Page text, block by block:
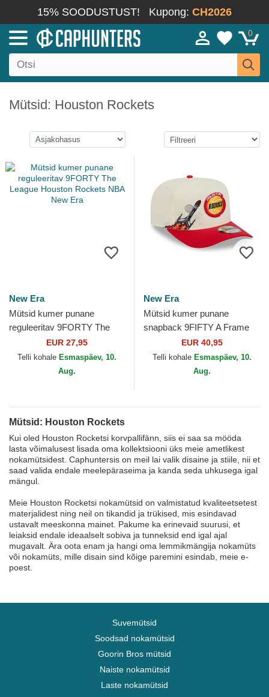
15% SOODUSTUST! Kupong: CH2026
0
Mütsid: Houston Rockets
New Era
Mütsid kumer punane
reguleeritav 9FORTY The
League Houston Rockets
NBA New Era
EUR 27,95
Telli kohale Esmaspäev, 10.
Aug.
New Era
Mütsid kumer punane
snapback 9FIFTY A Frame
Precurved Hardwood
Classics Houston Rockets
NBA New Era
EUR 40,95
Telli kohale Esmaspäev, 10.
Aug.
Mütsid: Houston Rockets
Kui oled Houston Rocketsi korvpallifänn, siis ei saa sa mööda
lasta võimalusest lisada oma kollektsiooni üks meie ametlikest
nokamütsidest. Caphuntersis on meil lai valik disaine ja stiile, nii et
saad valida endale meelepäraseima ja kanda seda uhkusega igal
mängul.
Meie Houston Rocketsi nokamütsid on valmistatud kvaliteetsetest
materjalidest ning neil on tikandid ja trükised, mis esindavad
ustavalt meeskonna mainet. Pakume ka erinevaid suurusi, et
leiaksid endale ideaalselt sobiva ja tunneksid end igal ajal
mugavalt. Ära oota enam ja hangi oma lemmikmängija nokamüts
või nokamüts, mille disain sind kõige paremini esindab, meie e-
poest.
Suvemütsid
Soodsad nokamütsid
Goorin Bros mütsid
Naiste nokamütsid
Laste nokamütsid